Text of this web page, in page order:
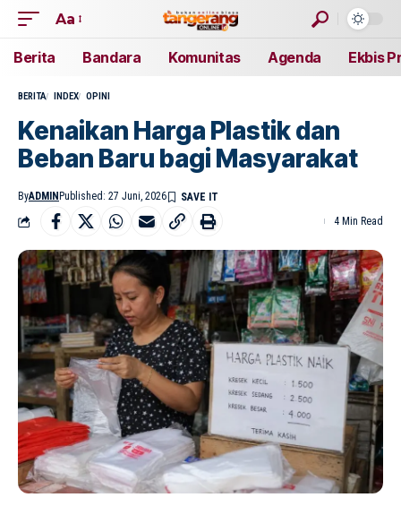
Aa
Berita Bandara Komunitas Agenda Ekbis
BERITA INDEX OPINI
Kenaikan Harga Plastik dan
Beban Baru bagi Masyarakat
ByADMIN Published: 27 Juni, 2026
4 Min Read